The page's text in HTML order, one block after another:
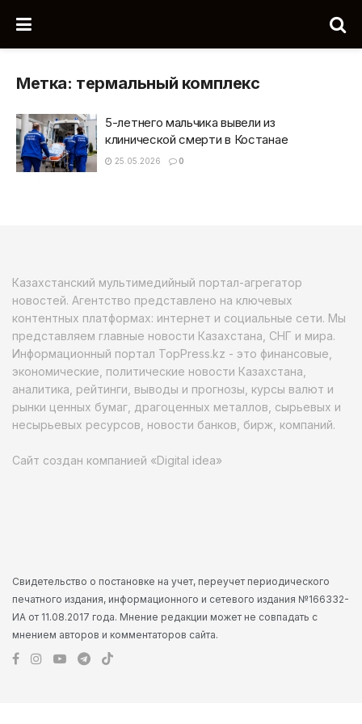
Метка: термальный комплекс
5-летнего мальчика вывели из
клинической смерти в Костанае
25.05.2026 0
Казахстанский мультимедийный портал-агрегатор
новостей. Агентство представлено на ключевых
контентных платформах: интернет и социальные сети. Мы
представляем главные новости Казахстана, СНГ и мира.
Информационный портал TopPress.kz - это финансовые,
экономические, политические новости Казахстана,
аналитика, рейтинги, выводы и прогнозы, курсы валют и
рынки ценных бумаг, драгоценных металлов, сырьевых и
несырьевых ресурсов, новости банков, бирж, компаний.
Сайт создан компанией «Digital idea»
Свидетельство о постановке на учет, переучет периодического
печатного издания, информационного и сетевого издания №166332-
ИА от 11.08.2017 года. Мнение редакции может не совпадать с
мнением авторов и комментаторов сайта.